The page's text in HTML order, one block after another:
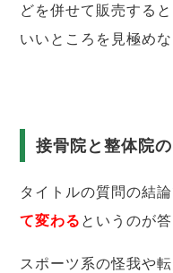
どを併せて販売する
いいところを見極め
接骨院と整体院
タイトルの質問の結論
て変わる というのが
スポーツ系の怪我や